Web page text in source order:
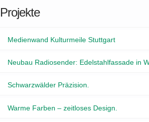
Projekte
Medienwand Kulturmeile Stuttgart
Neubau Radiosender: Edelstahlfassade in
Schwarzwälder Präzision.
Warme Farben – zeitloses Design.